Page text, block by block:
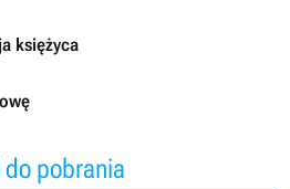
księżyca
do pobrania